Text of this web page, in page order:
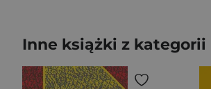
Inne książki z kategorii